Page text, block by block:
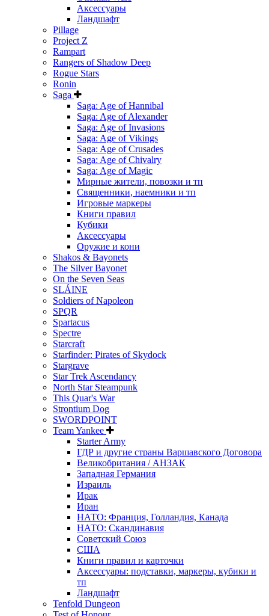
Аксессуары
Ландшафт
Pillage
Project Z
Rampart
Rangers of Shadow Deep
Rogue Stars
Ronin
Saga
Saga: Age of Hannibal
Saga: Age of Alexander
Saga: Age of Invasions
Saga: Age of Vikings
Saga: Age of Crusades
Saga: Age of Chivalry
Saga: Age of Magic
Мирные жители, повозки и тп
Священники, наемники и тп
Игровые маркеры
Книги правил
Кубики
Аксессуары
Оружие и кони
Shakos & Bayonets
The Silver Bayonet
On the Seven Seas
SLÁINE
Soldiers of Napoleon
SPQR
Spartacus
Spectre
Starcraft
Starfinder: Pirates of Skydock
Stargrave
Star Trek Ascendancy
North Star Steampunk
This Quar's War
Strontium Dog
SWORDPOINT
Team Yankee
Starter Army
ГДР и другие страны Варшавского Договора
Великобритания / АНЗАК
Западная Германия
Израиль
Ирак
Иран
НАТО: Франция, Голландия, Канада
НАТО: Скандинавия
Советский Союз
США
Книги правил и карточки
Аксессуары: подставки, маркеры, кубики и
тп
Ландшафт
Tenfold Dungeon